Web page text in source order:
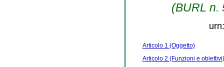
(BURL n.
Articolo 1 (Oggetto)
Articolo 2 (Funzioni e obiettivi)